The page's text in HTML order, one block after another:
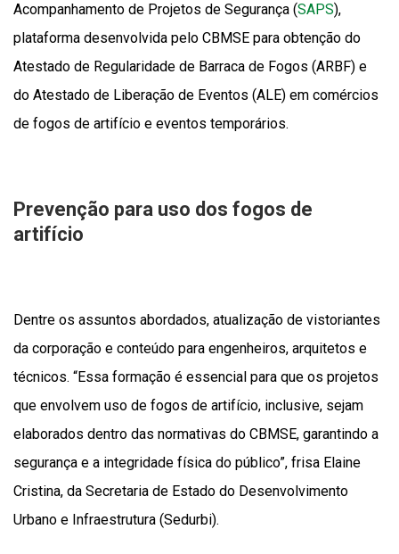
Acompanhamento de Projetos de Segurança (SAPS),
plataforma desenvolvida pelo CBMSE para obtenção do
Atestado de Regularidade de Barraca de Fogos (ARBF) e
do Atestado de Liberação de Eventos (ALE) em comércios
de fogos de artifício e eventos temporários.
Prevenção para uso dos fogos de
artifício
Dentre os assuntos abordados, atualização de vistoriantes
da corporação e conteúdo para engenheiros, arquitetos e
técnicos. “Essa formação é essencial para que os projetos
que envolvem uso de fogos de artifício, inclusive, sejam
elaborados dentro das normativas do CBMSE, garantindo a
segurança e a integridade física do público”, frisa Elaine
Cristina, da Secretaria de Estado do Desenvolvimento
Urbano e Infraestrutura (Sedurbi).